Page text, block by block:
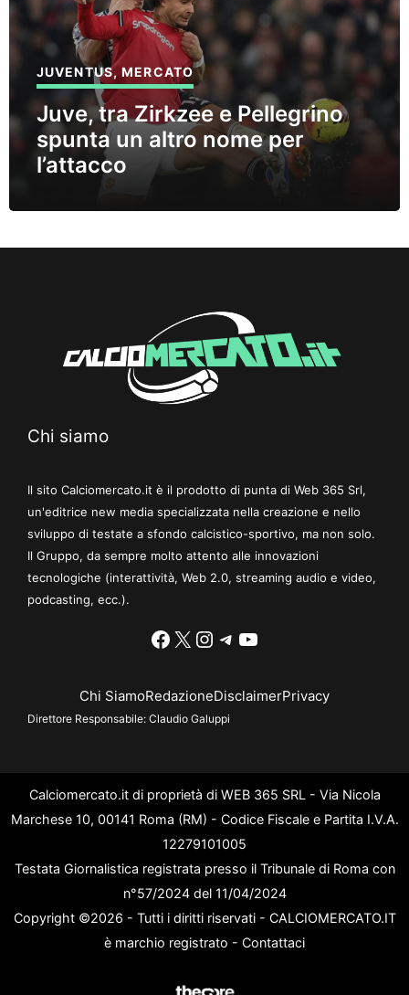
JUVENTUS,MERCATO
Juve, tra Zirkzee e Pellegrino
spunta un altro nome per
l’attacco
Chi siamo
Il sito Calciomercato.it è il prodotto di punta di Web 365 Srl,
un'editrice new media specializzata nella creazione e nello
sviluppo di testate a sfondo calcistico-sportivo, ma non solo.
Il Gruppo, da sempre molto attento alle innovazioni
tecnologiche (interattività, Web 2.0, streaming audio e video,
podcasting, ecc.).
Facebook
X Instagram
Telegram
YouTube
Chi SiamoRedazioneDisclaimerPrivacy
Direttore Responsabile: Claudio Galuppi
Calciomercato.it di proprietà di WEB 365 SRL - Via Nicola
Marchese 10, 00141 Roma (RM) - Codice Fiscale e Partita I.V.A.
12279101005
Testata Giornalistica registrata presso il Tribunale di Roma con
n°57/2024 del 11/04/2024
Copyright ©2026 - Tutti i diritti riservati - CALCIOMERCATO.IT
è marchio registrato - Contattaci